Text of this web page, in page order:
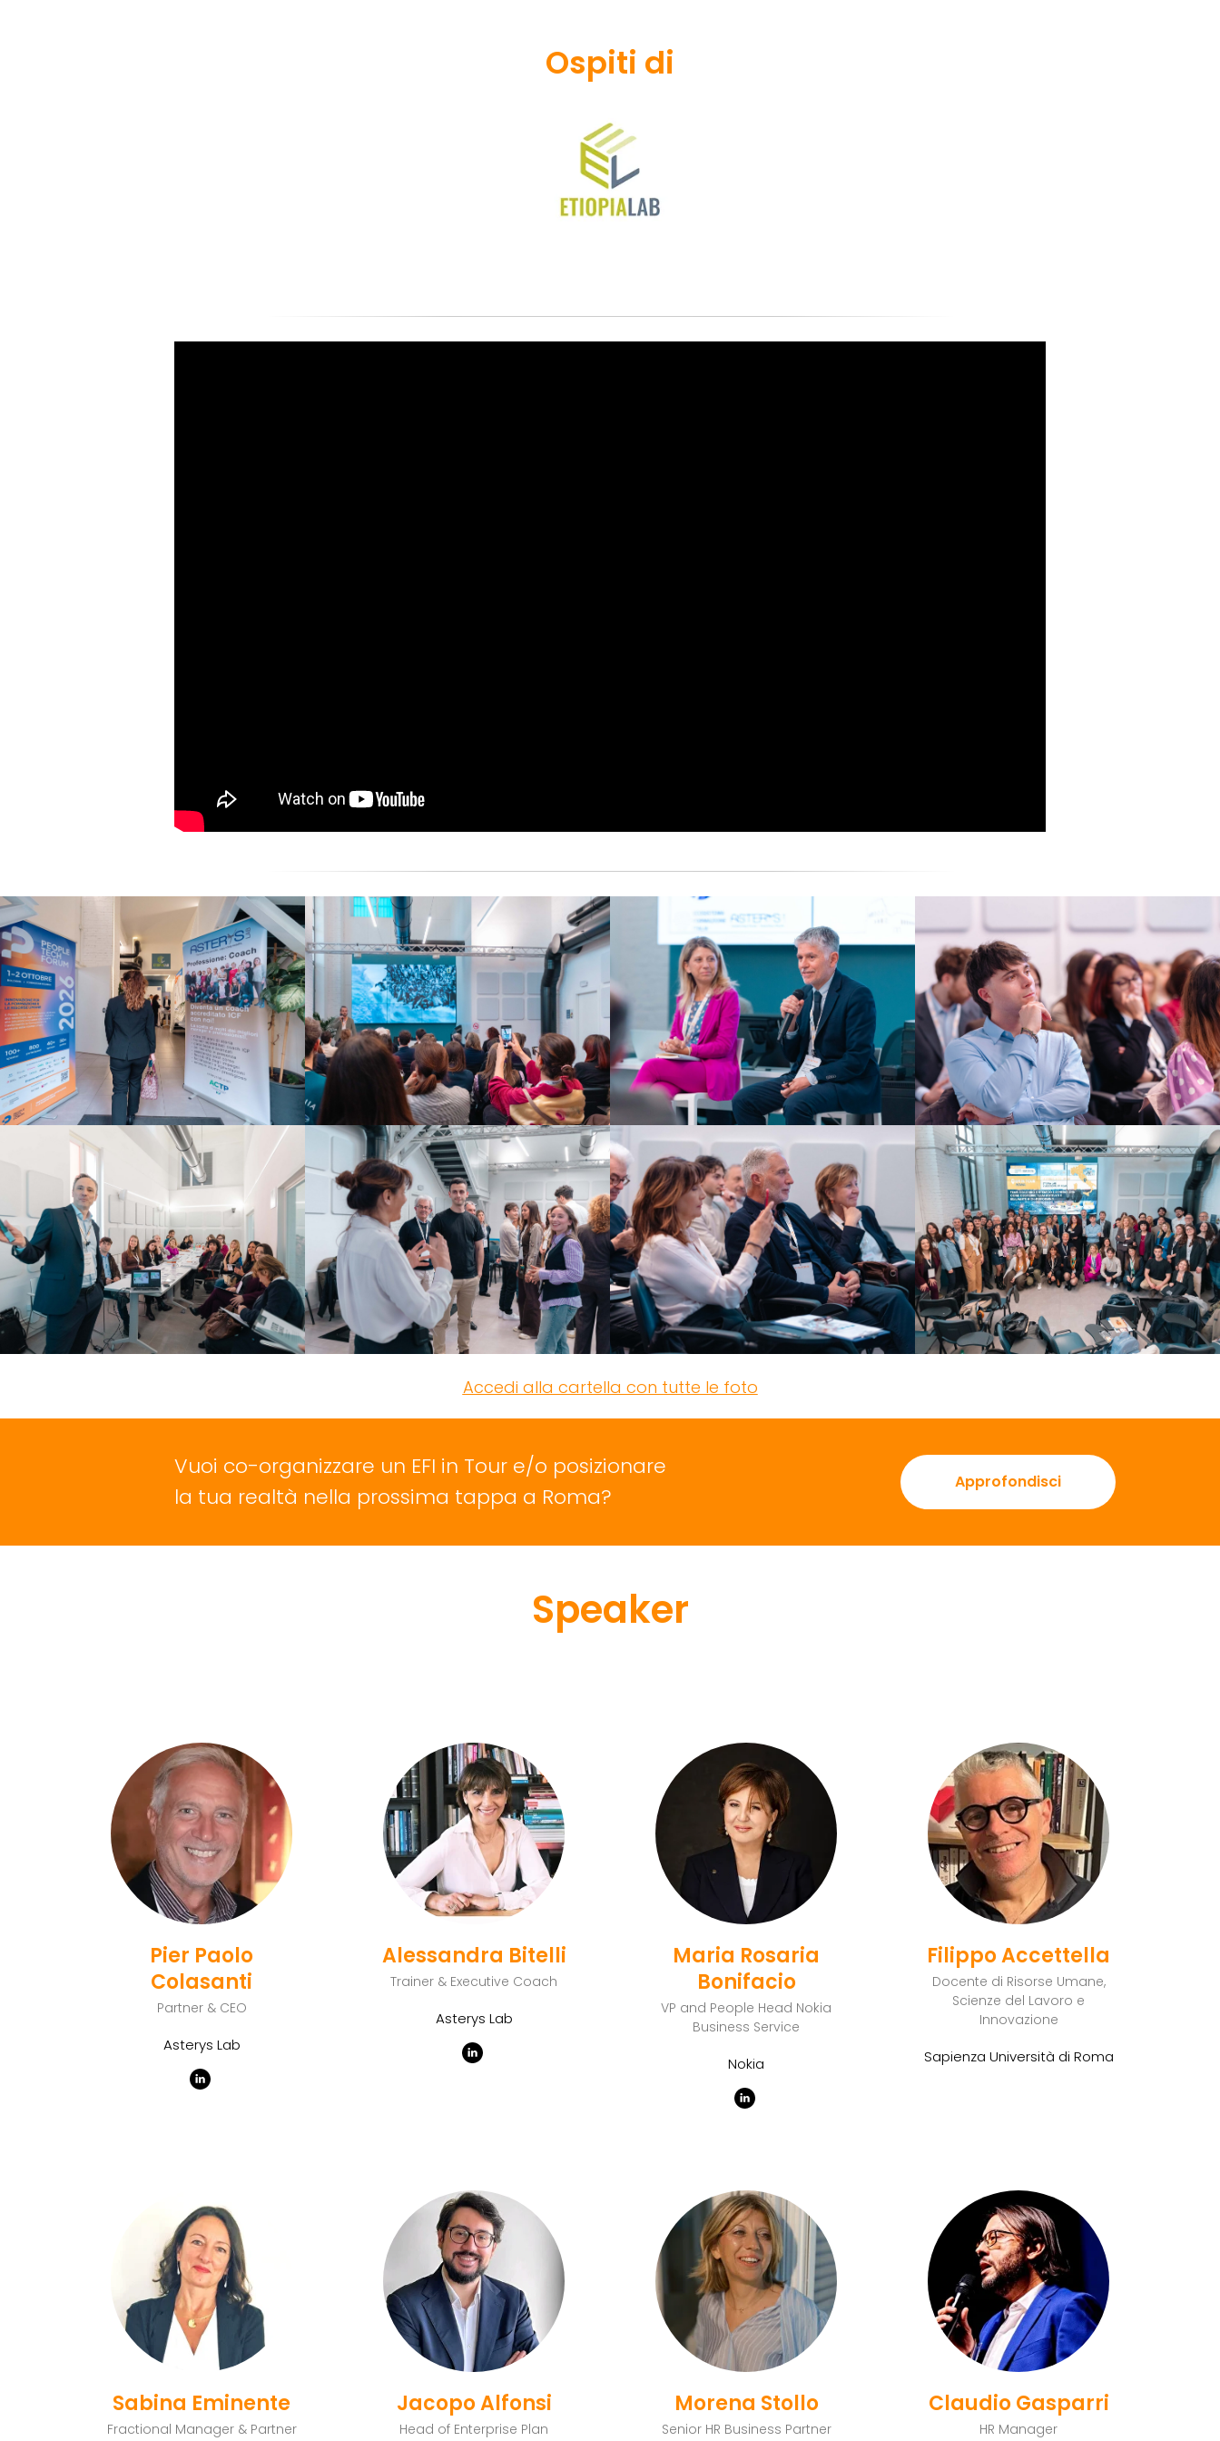
Ospiti di
Accedi alla cartella con tutte le foto
Vuoi co-organizzare un EFI in Tour e/o posizionare
la tua realtà nella prossima tappa a Roma?
Approfondisci
Speaker
Pier Paolo
Colasanti
Partner & CEO
Asterys Lab
Alessandra Bitelli
Trainer & Executive Coach
Asterys Lab
Maria Rosaria
Bonifacio
VP and People Head Nokia
Business Service
Nokia
Filippo Accettella
Docente di Risorse Umane,
Scienze del Lavoro e
Innovazione
Sapienza Università di Roma
Sabina Eminente
Fractional Manager & Partner
Jacopo Alfonsi
Head of Enterprise Plan
Morena Stollo
Senior HR Business Partner
Claudio Gasparri
HR Manager